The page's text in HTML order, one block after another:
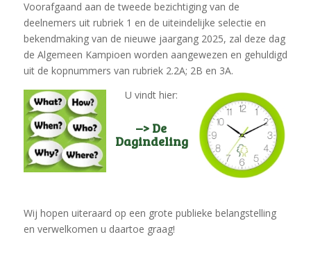
Voorafgaand aan de tweede bezichtiging van de
deelnemers uit rubriek 1 en de uiteindelijke selectie en
bekendmaking van de nieuwe jaargang 2025, zal deze dag
de Algemeen Kampioen worden aangewezen en gehuldigd
uit de kopnummers van rubriek 2.2A; 2B en 3A.
U vindt hier:
–> De
Dagindeling
Wij hopen uiteraard op een grote publieke belangstelling
en verwelkomen u daartoe graag!